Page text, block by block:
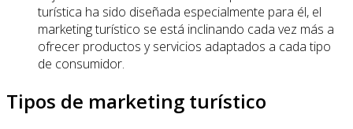
turística ha sido diseñada especialmente para él, el
marketing turístico se está inclinando cada vez más a
ofrecer productos y servicios adaptados a cada tipo
de consumidor.
Tipos de marketing turístico